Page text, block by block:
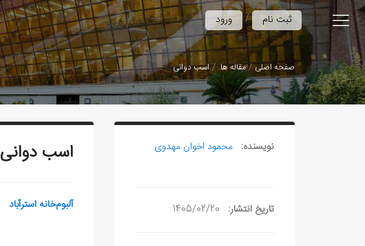
ورود / ثبت نام
صفحه اصلی مقاله ها اسب دوانی
نویسنده: محمود اخوان مهدوی
تاریخ انتشار: 1405/02/20
اسب دوانی
آلبوم‌خانه استرآباد